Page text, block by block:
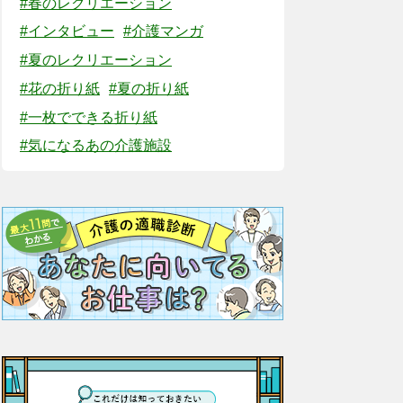
#インタビュー
#介護マンガ
#夏のレクリエーション
#花の折り紙 #夏の折り紙
#一枚でできる折り紙
#気になるあの介護施設